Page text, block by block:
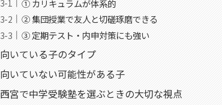
① カリキュラムが体系的
② 集団授業で友人と切磋琢磨できる
③ 定期テスト・内申対策にも強い
向いている子のタイプ
向いていない可能性がある子
西宮で中学受験塾を選ぶときの大切な視点